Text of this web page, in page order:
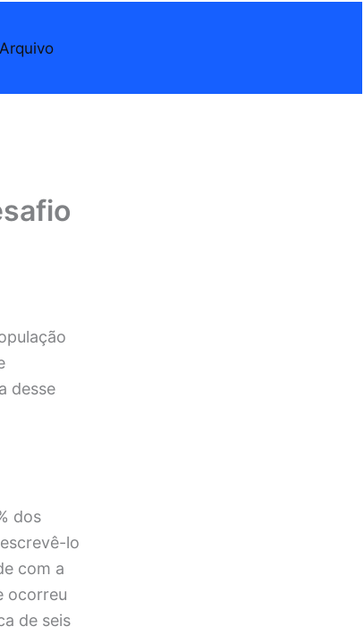
Arquivo
desse
dos
lo
com a
ocorreu
de seis